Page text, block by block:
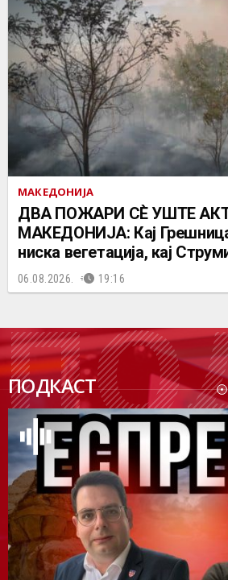
МАКЕДОНИЈА
ДВА ПОЖАРИ СÈ УШТЕ
МАКЕДОНИЈА: Кај
ниска вегетација, кај
06.08.2026. 19:16
ПОДКАСТ